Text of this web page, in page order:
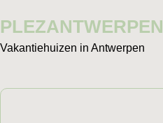
PLEZANTWERPEN
Vakantiehuizen in Antwerpen